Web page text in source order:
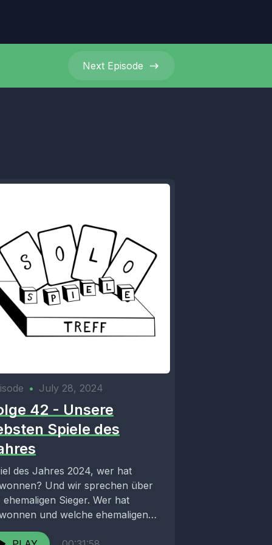
Next Episode
• July 28, 2024
42 - Unsere
Spiele des
des Jahres 2024, wer hat
Und wir sprechen über
ehemaligen Sieger. Wer hat
und welche ehemaligen
kennen wir? Links:...